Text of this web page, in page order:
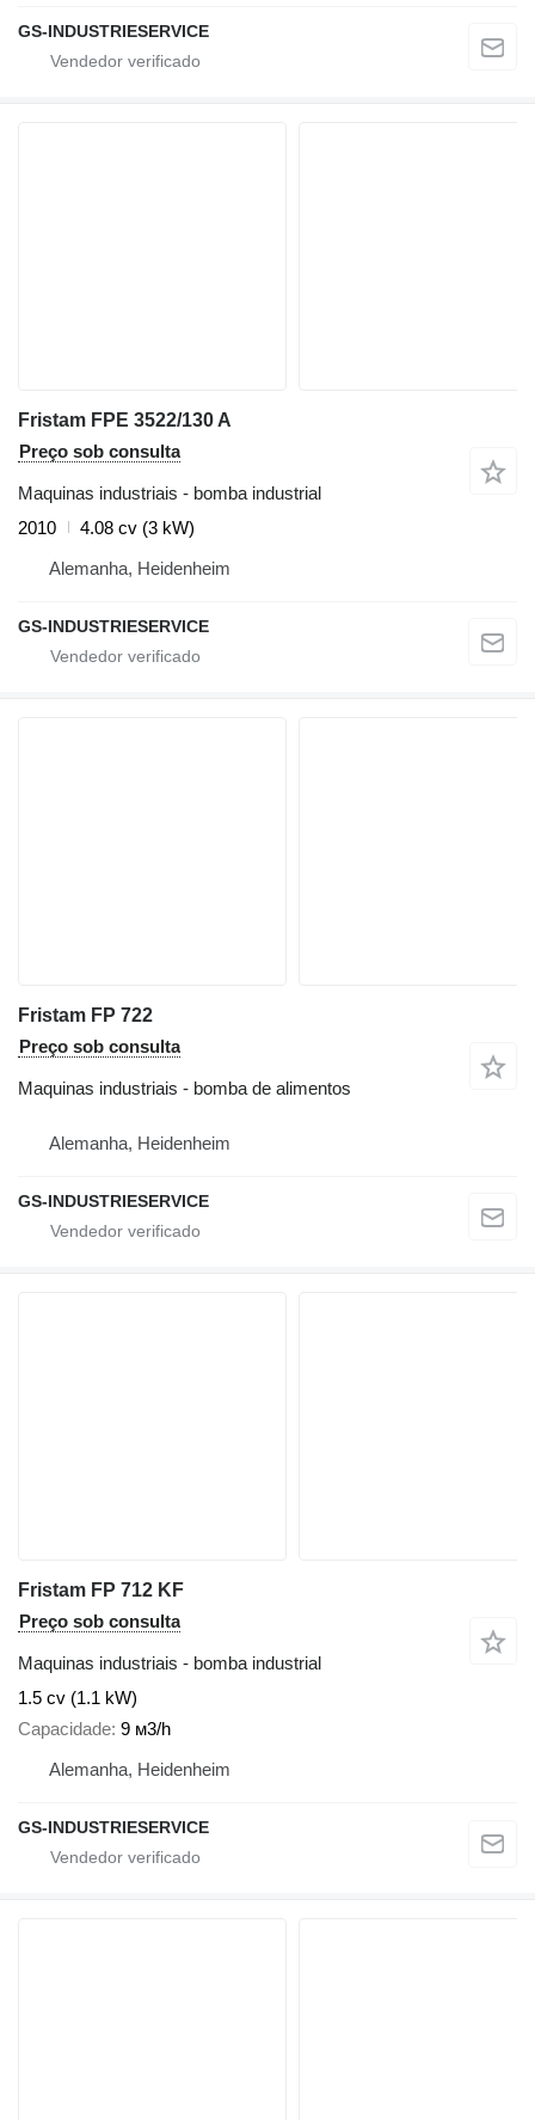
GS-INDUSTRIESERVICE
Fristam FPE 3522/130 A
Preço sob consulta
Maquinas industriais - bomba industrial
2010
4.08 cv (3 kW)
Alemanha, Heidenheim
GS-INDUSTRIESERVICE
Fristam FP 722
Preço sob consulta
Maquinas industriais - bomba de alimentos
Alemanha, Heidenheim
GS-INDUSTRIESERVICE
Fristam FP 712 KF
Preço sob consulta
Maquinas industriais - bomba industrial
1.5 cv (1.1 kW)
Capacidade 9 м3/h
Alemanha, Heidenheim
GS-INDUSTRIESERVICE